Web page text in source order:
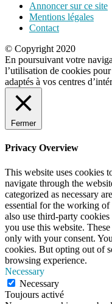
Annoncer sur ce site
Mentions légales
Contact
© Copyright 2020
En poursuivant votre
l’utilisation de cookies
adaptés à vos centres
Fermer
Privacy Overview
This website uses cookies
navigate through the
categorized as necessary
essential for the working
also use third-party
you use this website.
only with your consent.
cookies. But opting out of
browsing experience.
Necessary
Necessary
Toujours activé